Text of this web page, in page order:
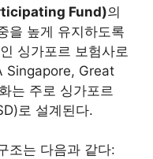
Fund)의
을 높게 유지하도록
싱가포르 보험사로
Singapore, Great
는 주로 싱가포르
로 설계된다.
조는 다음과 같다: